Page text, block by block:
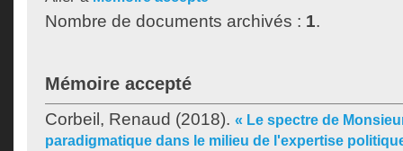
Nombre de documents archivés : 1.
Mémoire accepté
Corbeil, Renaud (2018). « Le spectre de
paradigmatique dans le milieu de l'expertise